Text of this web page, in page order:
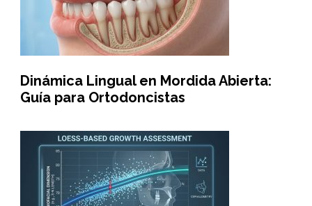
Dinámica Lingual en Mordida Abierta:
Guía para Ortodoncistas